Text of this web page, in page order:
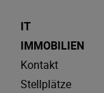
IT
IMMOBILIEN
Kontakt
Stellplätze